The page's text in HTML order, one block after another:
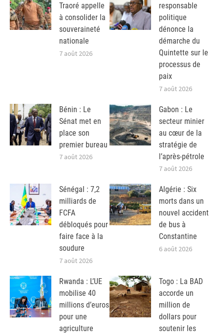
Traoré appelle
à consolider la
souveraineté
nationale
7 août 2026
responsable
politique
dénonce la
démarche du
Quintette sur le
processus de
paix
7 août 2026
Bénin : Le
Sénat met en
place son
premier bureau
7 août 2026
Gabon : Le
secteur minier
au cœur de la
stratégie de
l’après-pétrole
7 août 2026
Sénégal : 7,2
milliards de
FCFA
débloqués pour
faire face à la
soudure
7 août 2026
Algérie : Six
morts dans un
nouvel accident
de bus à
Constantine
6 août 2026
Rwanda : L’UE
mobilise 40
millions d’euros
pour une
agriculture
Togo : La BAD
accorde un
million de
dollars pour
soutenir les